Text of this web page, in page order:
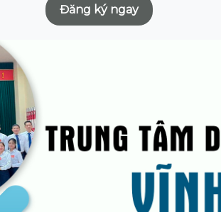
Đăng ký ngay